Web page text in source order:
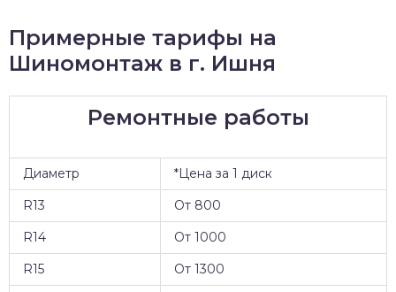
Примерные тарифы на
Шиномонтаж в г. Ишня
Ремонтные работы
Диаметр
*Цена за 1 диск
R13
От 800
R14
От 1000
R15
От 1300